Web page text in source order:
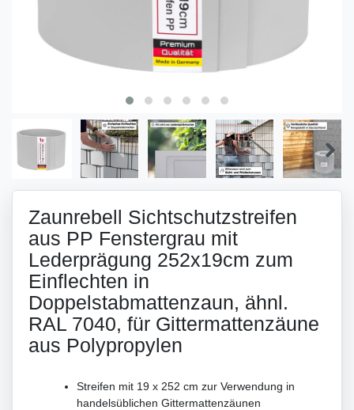
Zaunrebell Sichtschutzstreifen
aus PP Fenstergrau mit
Lederprägung 252x19cm zum
Einflechten in
Doppelstabmattenzaun, ähnl.
RAL 7040, für Gittermattenzäune
aus Polypropylen
Streifen mit 19 x 252 cm zur Verwendung in
handelsüblichen Gittermattenzäunen